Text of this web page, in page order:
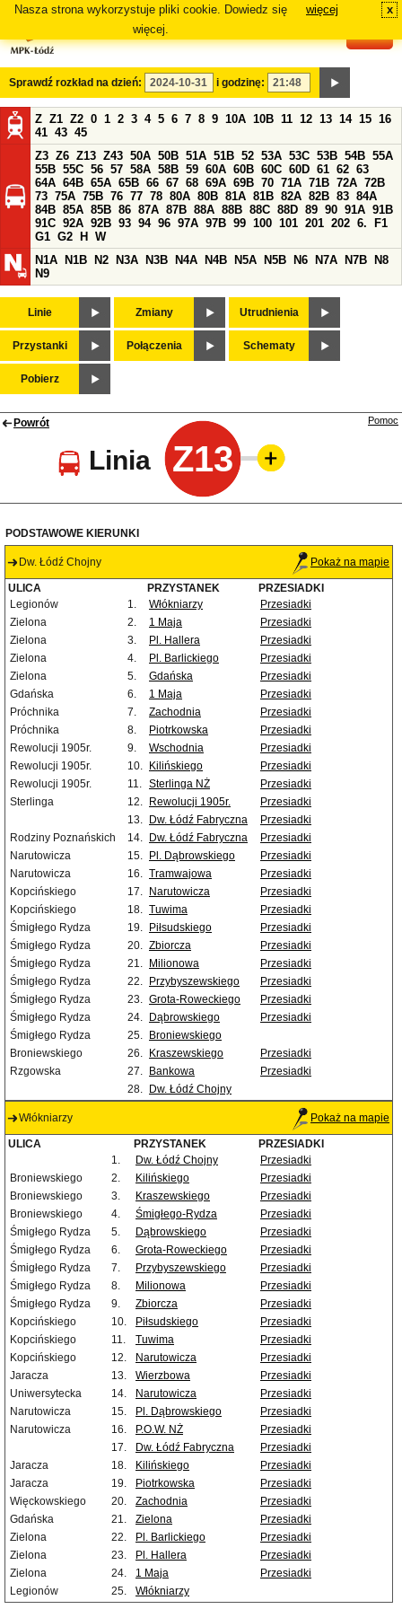
Nasza strona wykorzystuje pliki cookie. Dowiedz się
więcej.
więcej x
Sprawdź rozkład na dzień: i godzinę:
Z Z1 Z2 0 1 2 3 4 5 6 7 8 9 10A 10B 11 12 13 14 15 16
41 43 45
Z3 Z6 Z13 Z43 50A 50B 51A 51B 52 53A 53C 53B 54B 55A
55B 55C 56 57 58A 58B 59 60A 60B 60C 60D 61 62 63
64A 64B 65A 65B 66 67 68 69A 69B 70 71A 71B 72A 72B
73 75A 75B 76 77 78 80A 80B 81A 81B 82A 82B 83 84A
84B 85A 85B 86 87A 87B 88A 88B 88C 88D 89 90 91A 91B
91C 92A 92B 93 94 96 97A 97B 99 100 101 201 202 6.
F1
G1 G2 H
W
N1A
N1B N2 N3A N3B N4A N4B N5A N5B N6 N7A N7B
N8
N9
Linie Zmiany Utrudnienia
Przystanki Połączenia Schematy
Pobierz
Powrót
Linia Z13
Pomoc
PODSTAWOWE KIERUNKI
Dw. Łódź Chojny Pokaż na mapie
ULICA PRZYSTANEK
PRZESIADKI
Legionów
1. Włókniarzy
Przesiadki
Zielona
2. 1 Maja
Przesiadki
Zielona
3. Pl. Hallera
Przesiadki
Zielona
4. Pl. Barlickiego
Przesiadki
Zielona
5. Gdańska
Przesiadki
Gdańska
6. 1 Maja
Przesiadki
Próchnika
7. Zachodnia
Przesiadki
Próchnika
8. Piotrkowska
Przesiadki
Rewolucji 1905r.
9. Wschodnia
Przesiadki
Rewolucji 1905r.
10. Kilińskiego
Przesiadki
Rewolucji 1905r.
11. Sterlinga NŻ
Przesiadki
Sterlinga
12. Rewolucji 1905r.
Przesiadki
13.
Dw. Łódź Fabryczna
Przesiadki
Rodziny Poznańskich
14. Dw. Łódź Fabryczna
Przesiadki
Narutowicza
15. Pl. Dąbrowskiego
Przesiadki
Narutowicza
16. Tramwajowa
Przesiadki
Kopcińskiego
17. Narutowicza
Przesiadki
Kopcińskiego
18. Tuwima
Przesiadki
Śmigłego Rydza
19. Piłsudskiego
Przesiadki
Śmigłego Rydza
20. Zbiorcza
Przesiadki
Śmigłego Rydza
21. Milionowa
Przesiadki
Śmigłego Rydza
22. Przybyszewskiego
Przesiadki
Śmigłego Rydza
23. Grota-Roweckiego
Przesiadki
Śmigłego Rydza
24. Dąbrowskiego
Przesiadki
Śmigłego Rydza
25.
Broniewskiego
Broniewskiego
26. Kraszewskiego
Przesiadki
Rzgowska
27. Bankowa
Przesiadki
28.
Dw. Łódź Chojny
Włókniarzy Pokaż na mapie
ULICA PRZYSTANEK
PRZESIADKI
1.
Dw. Łódź Chojny
Przesiadki
Broniewskiego
2. Kilińskiego
Przesiadki
Broniewskiego
3. Kraszewskiego
Przesiadki
Broniewskiego
4. Śmigłego-Rydza
Przesiadki
Śmigłego Rydza
5. Dąbrowskiego
Przesiadki
Śmigłego Rydza
6. Grota-Roweckiego
Przesiadki
Śmigłego Rydza
7. Przybyszewskiego
Przesiadki
Śmigłego Rydza
8. Milionowa
Przesiadki
Śmigłego Rydza
9. Zbiorcza
Przesiadki
Kopcińskiego
10. Piłsudskiego
Przesiadki
Kopcińskiego
11. Tuwima
Przesiadki
Kopcińskiego
12. Narutowicza
Przesiadki
Jaracza
13. Wierzbowa
Przesiadki
Uniwersytecka
14. Narutowicza
Przesiadki
Narutowicza
15. Pl. Dąbrowskiego
Przesiadki
Narutowicza
16. P.O.W. NŻ
Przesiadki
17.
Dw. Łódź Fabryczna
Przesiadki
Jaracza
18. Kilińskiego
Przesiadki
Jaracza
19. Piotrkowska
Przesiadki
Więckowskiego
20. Zachodnia
Przesiadki
Gdańska
21. Zielona
Przesiadki
Zielona
22. Pl. Barlickiego
Przesiadki
Zielona
23. Pl. Hallera
Przesiadki
Zielona
24. 1 Maja
Przesiadki
Legionów
25. Włókniarzy